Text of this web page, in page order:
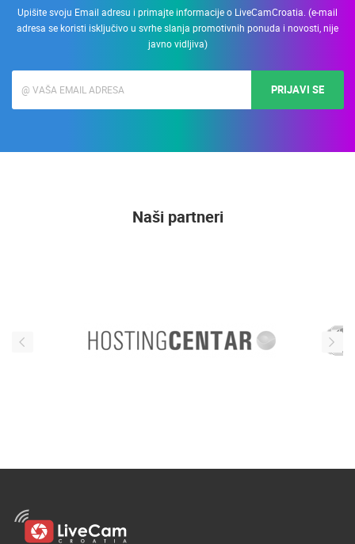
Upišite svoju Email adresu i primajte informacije o LiveCamCroatia. (e-mail
adresa se koristi isključivo u svrhe slanja promotivnih ponuda i novosti, nije
javno vidljiva)
PRIJAVI SE
Naši partneri